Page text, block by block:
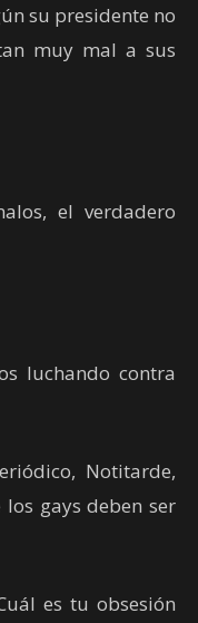
su presidente no
muy mal a sus
el verdadero
luchando contra
Notitarde,
gays deben ser
es tu obsesión